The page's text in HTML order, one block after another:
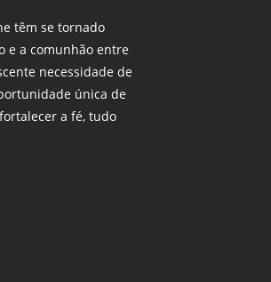
têm se tornado
e a comunhão entre
necessidade de
única de
a fé, tudo